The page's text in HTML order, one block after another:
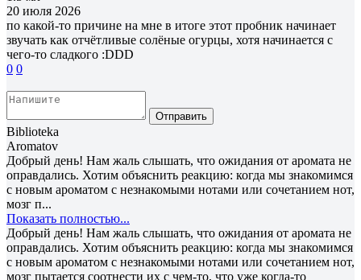
20 июля 2026
по какой-то причине на мне в итоге этот пробник начинает
звучать как отчётливые солёные огурцы, хотя начинается с
чего-то сладкого :DDD
0 0
Отправить
Biblioteka
Aromatov
Добрый день! Нам жаль слышать, что ожидания от аромата не
оправдались. Хотим объяснить реакцию: когда мы знакомимся
с новым ароматом с незнакомыми нотами или сочетанием нот,
мозг п...
Показать полностью...
Добрый день! Нам жаль слышать, что ожидания от аромата не
оправдались. Хотим объяснить реакцию: когда мы знакомимся
с новым ароматом с незнакомыми нотами или сочетанием нот,
мозг пытается соотнести их с чем-то, что уже когда-то